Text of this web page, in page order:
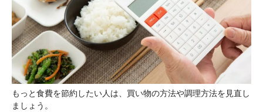
もっと食費を節約したい人は、買い物の方法や調理方法を見直し
ましょう。